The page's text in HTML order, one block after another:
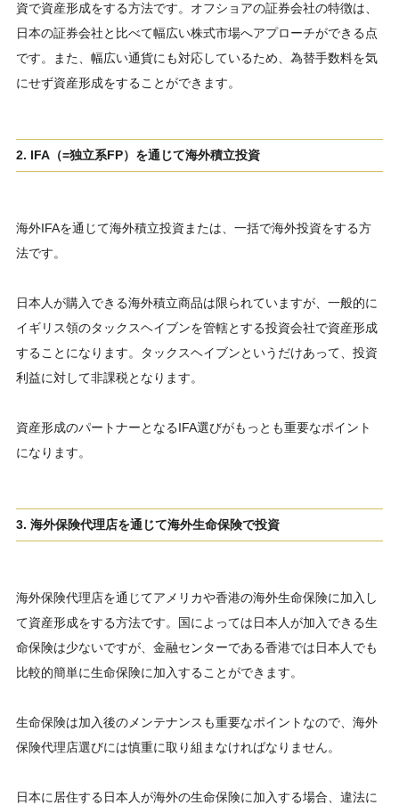
資で資産形成をする方法です。オフショアの証券会社の特徴は、
日本の証券会社と比べて幅広い株式市場へアプローチができる点
です。また、幅広い通貨にも対応しているため、為替手数料を気
にせず資産形成をすることができます。
2. IFA（=独立系FP）を通じて海外積立投資
海外IFAを通じて海外積立投資または、一括で海外投資をする方
法です。
日本人が購入できる海外積立商品は限られていますが、一般的に
イギリス領のタックスヘイブンを管轄とする投資会社で資産形成
することになります。タックスヘイブンというだけあって、投資
利益に対して非課税となります。
資産形成のパートナーとなるIFA選びがもっとも重要なポイント
になります。
3. 海外保険代理店を通じて海外生命保険で投資
海外保険代理店を通じてアメリカや香港の海外生命保険に加入し
て資産形成をする方法です。国によっては日本人が加入できる生
命保険は少ないですが、金融センターである香港では日本人でも
比較的簡単に生命保険に加入することができます。
生命保険は加入後のメンテナンスも重要なポイントなので、海外
保険代理店選びには慎重に取り組まなければなりません。
日本に居住する日本人が海外の生命保険に加入する場合、違法に